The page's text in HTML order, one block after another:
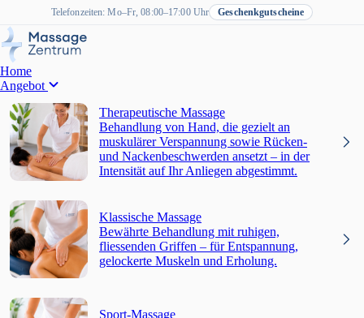
Telefonzeiten: Mo–Fr, 08:00–17:00 Uhr Geschenkgutscheine
Home
Angebot
Therapeutische Massage
Behandlung von Hand, die gezielt an
muskulärer Verspannung sowie Rücken-
und Nackenbeschwerden ansetzt – in der
Intensität auf Ihr Anliegen abgestimmt.
Klassische Massage
Bewährte Behandlung mit ruhigen,
fliessenden Griffen – für Entspannung,
gelockerte Muskeln und Erholung.
Sport-Massage